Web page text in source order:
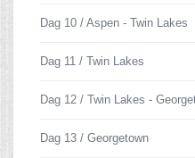
Dag 10 / Aspen - Twin Lakes
Dag 11 / Twin Lakes
Dag 12 / Twin Lakes -
Dag 13 / Georgetown